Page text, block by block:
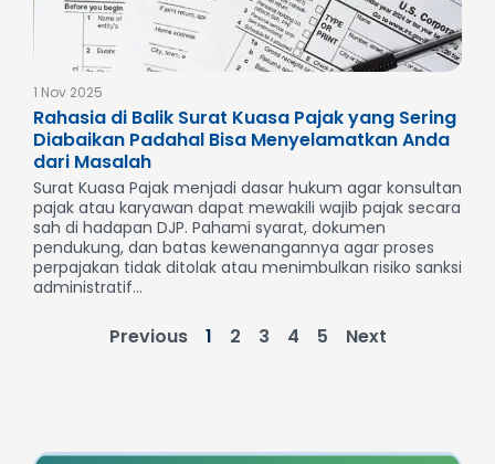
1 Nov 2025
Rahasia di Balik Surat Kuasa Pajak yang Sering
Diabaikan Padahal Bisa Menyelamatkan Anda
dari Masalah
Surat Kuasa Pajak menjadi dasar hukum agar konsultan
pajak atau karyawan dapat mewakili wajib pajak secara
sah di hadapan DJP. Pahami syarat, dokumen
pendukung, dan batas kewenangannya agar proses
perpajakan tidak ditolak atau menimbulkan risiko sanksi
administratif...
Previous 1 2 3 4 5 Next